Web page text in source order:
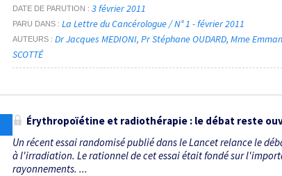
DATE DE PARUTION 3 février 2011
PARU DANS La Lettre du Cancérologue / N° 1 - février 2011
AUTEURS Dr Jacques MEDIONI Pr Stéphane OUDARD Mme
SCOTTÉ
Érythropoïétine et radiothérapie : le débat reste
Un récent essai randomisé publié dans le Lancet relance le
à l'irradiation. Le rationnel de cet essai était fondé sur
rayonnements. ...